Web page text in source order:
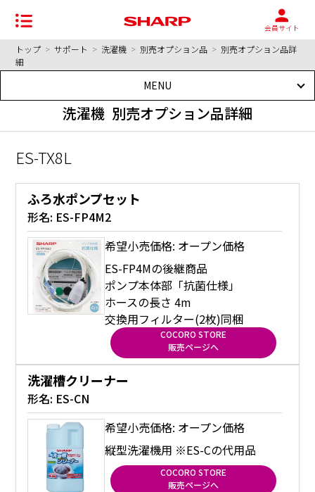
会員サイト
トップ > サポート > 洗濯機 > 別売オプション品 > 別売オプション品詳
細
洗濯機 別売オプション品詳細
MENU
ES-TX8L
ふろ水ポンプセット
形名: ES-FP4M2
希望小売価格: オープン価格
ES-FP4Mの後継商品
ポンプ本体部「抗菌仕様」
ホースの長さ 4m
交換用フィルター(2枚)同梱
COCORO STORE
販売ページへ
洗濯槽クリーナー
形名: ES-CN
希望小売価格: オープン価格
縦型洗濯機用 ※ES-Cの代用品
COCORO STORE
販売ページへ